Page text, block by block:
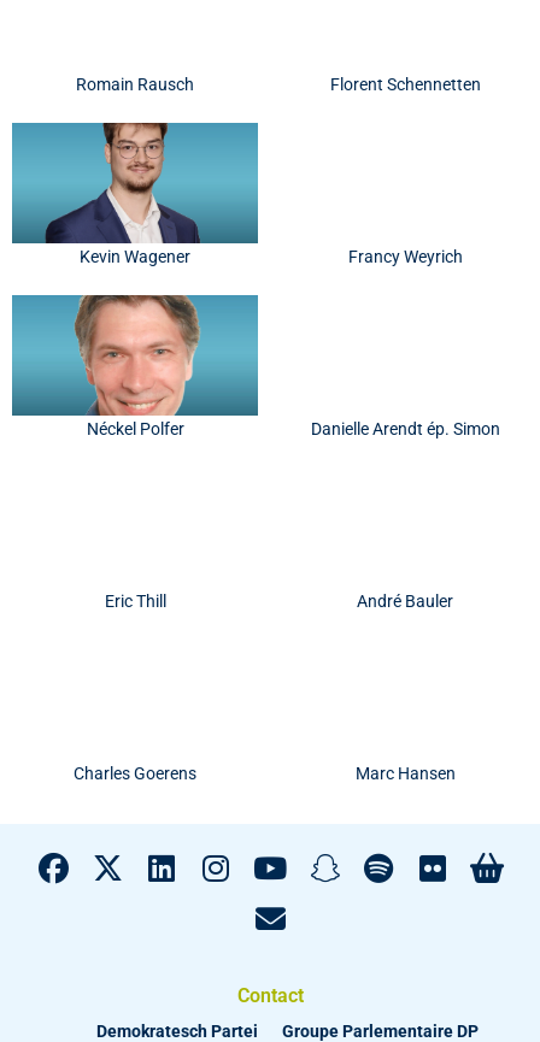
Romain Rausch Florent Schennetten
Kevin Wagener Francy Weyrich
Néckel Polfer Danielle Arendt ép. Simon
Eric Thill André Bauler
Charles Goerens Marc Hansen
Contact
Demokratesch Partei Groupe Parlementaire DP